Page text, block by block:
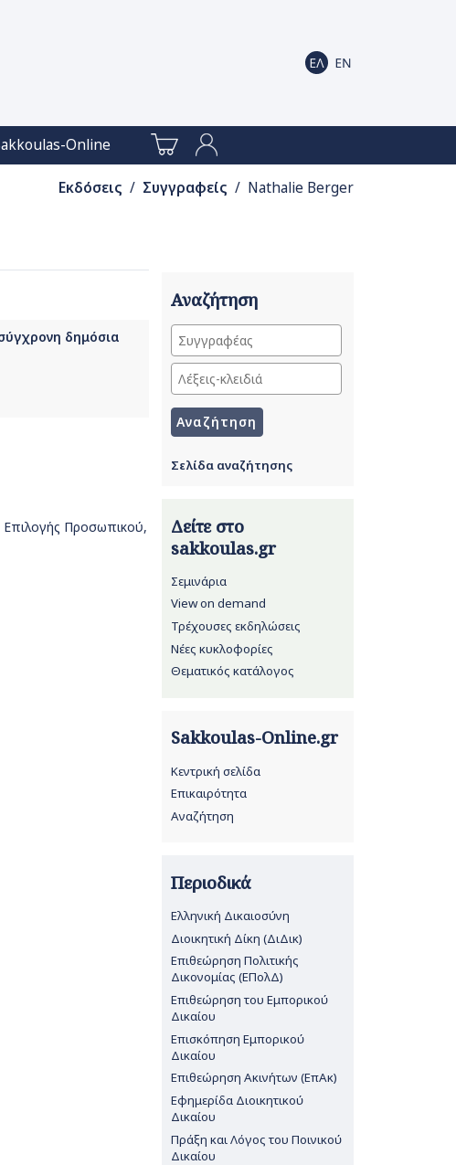
Online
Εκδόσεις / Συγγραφείς / Nathalie Berger
δημόσια
Προσωπικού,
Αναζήτηση
Σελίδα αναζήτησης
Δείτε στο
sakkoulas.gr
Σεμινάρια
View on demand
Τρέχουσες εκδηλώσεις
Νέες κυκλοφορίες
Θεματικός κατάλογος
Sakkoulas-Online.gr
Κεντρική σελίδα
Επικαιρότητα
Αναζήτηση
Περιοδικά
Ελληνική Δικαιοσύνη
Διοικητική Δίκη (ΔιΔικ)
Επιθεώρηση Πολιτικής
Δικονομίας (ΕΠολΔ)
Επιθεώρηση του Εμπορικού
Δικαίου
Επισκόπηση Εμπορικού
Δικαίου
Επιθεώρηση Ακινήτων (ΕπΑκ)
Εφημερίδα Διοικητικού
Δικαίου
Πράξη και Λόγος του Ποινικού
Δικαίου